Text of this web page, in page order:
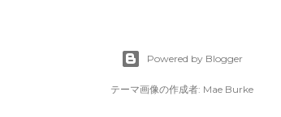
Powered by Blogger
テーマ画像の作成者: Mae Burke